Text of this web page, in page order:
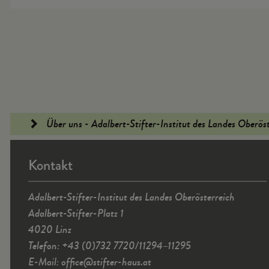
Fußleiste Über uns - Adalbert-Stifter-Institut des Landes
Kontakt
Adalbert-Stifter-Institut des Landes Oberösterreich
Adalbert-Stifter-Platz 1
4020 Linz
Telefon: +43 (0)732 7720/11294–11295
E-Mail:office@stifter-haus.at